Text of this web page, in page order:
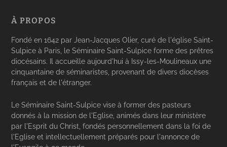
À PROPOS
Fondé en 1642 par Jean-Jacques Olier, curé de l'église Saint-
Sulpice à Paris, le Séminaire Saint-Sulpice forme des prêtres
diocésains. Il accueille aujourd'hui à Issy-les-Moulineaux une
cinquantaine de séminaristes, provenant de divers diocèses
français et de l'étranger.
Le Séminaire Saint-Sulpice vise à former des pasteurs
donnés à la mission de l'Eglise, animés dans leur ministère
par l'Esprit du Christ, fondés personnellement dans la foi de
l'Eglise et intellectuellement préparés pour l'annonce de